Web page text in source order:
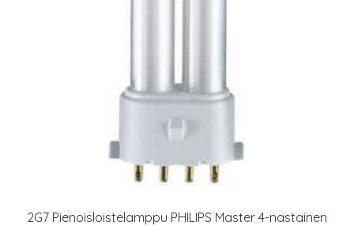
2G7 Pienoisloistelamppu PHILIPS Master 4-nastainen